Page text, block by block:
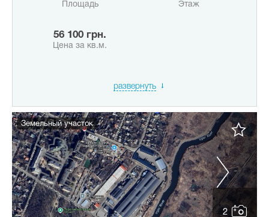
Площадь Этаж
56 100 грн.
Цена за кв.м.
развернуть
2
Земельный участок